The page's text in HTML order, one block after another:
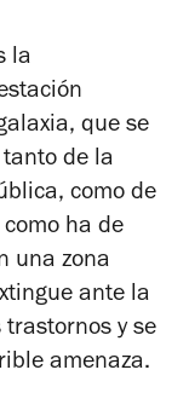
la
que se
de la
como de
como ha de
una zona
ante la
y se
amenaza.